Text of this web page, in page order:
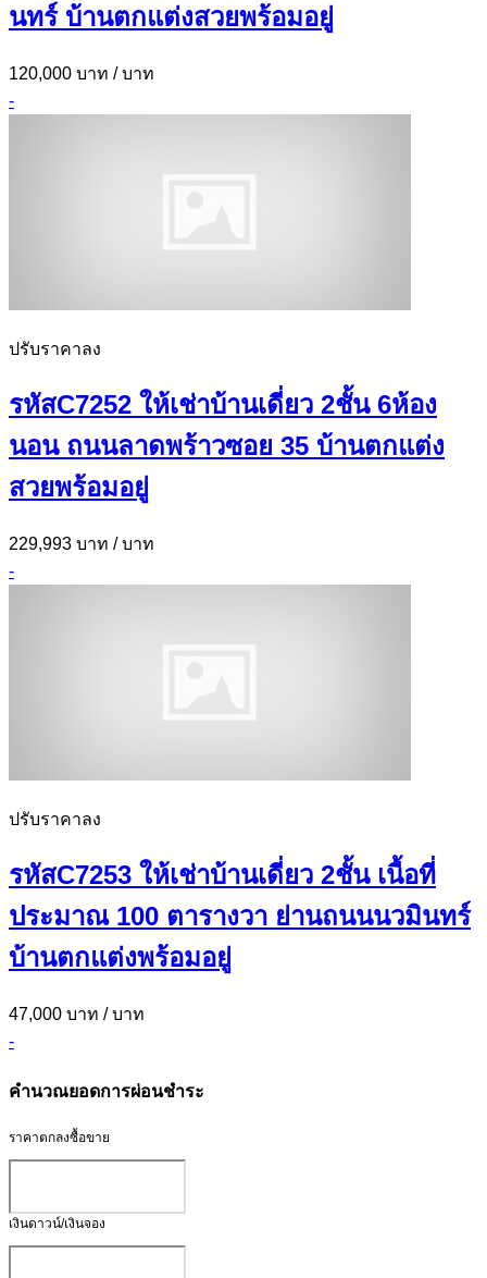
นทร์ บ้านตกแต่งสวยพร้อมอยู่
120,000 บาท / บาท
-
ปรับราคาลง
รหัสC7252 ให้เช่าบ้านเดี่ยว 2ชั้น 6ห้อง
นอน ถนนลาดพร้าวซอย 35 บ้านตกแต่ง
สวยพร้อมอยู่
229,993 บาท / บาท
-
ปรับราคาลง
รหัสC7253 ให้เช่าบ้านเดี่ยว 2ชั้น เนื้อที่
ประมาณ 100 ตารางวา ย่านถนนนวมินทร์
บ้านตกแต่งพร้อมอยู่
47,000 บาท / บาท
-
คำนวณยอดการผ่อนชำระ
ราคาตกลงซื้อขาย
เงินดาวน์/เงินจอง